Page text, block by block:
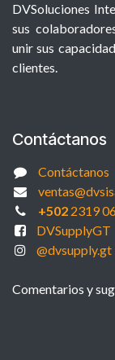
DVSoluciones
sus
unir sus
clientes.
Contáctanos
Contáctanos
+5022319
DVSupplyGT
@dvsupply.gt
Comentarios y